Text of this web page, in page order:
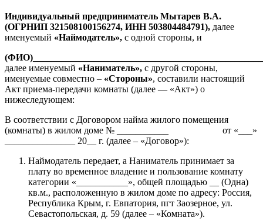
Индивидуальный предприниматель Мытарев В.А.
(ОГРНИП 321508100156274, ИНН 503804484791), далее
именуемый «Наймодатель», с одной стороны, и
далее именуемый «Наниматель», с другой стороны,
именуемые совместно – «Стороны», составили настоящий
Акт приема-передачи комнаты (далее — «Акт») о
нижеследующем:
В соответствии с Договором найма жилого помещения
(комнаты) в жилом доме № ___________ от «___»
_______________ 20__ г. (далее – «Договор»):
Наймодатель передает, а Наниматель принимает за
плату во временное владение и пользование комнату
категории «___________», общей площадью __ (Одна)
кв.м., расположенную в жилом доме по адресу: Россия,
Республика Крым, г. Евпатория, пгт Заозерное, ул.
Севастопольская, д. 59 (далее – «Комната»).